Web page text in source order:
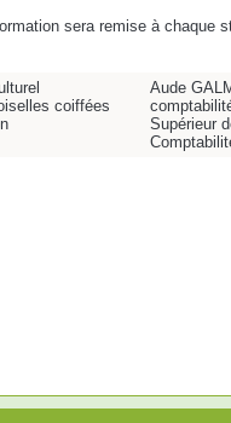
sera remise à chaque
coiffées
Aude
Supérieur